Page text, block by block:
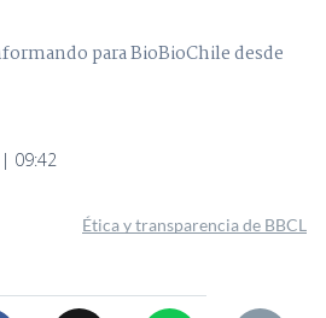
para BioBioChile desde
09:42
Ética y transparencia de BBCL